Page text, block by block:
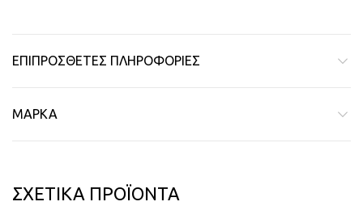
ΕΠΙΠΡΌΣΘΕΤΕΣ ΠΛΗΡΟΦΟΡΊΕΣ
ΜΆΡΚΑ
ΣΧΕΤΙΚΆ ΠΡΟΪΌΝΤΑ